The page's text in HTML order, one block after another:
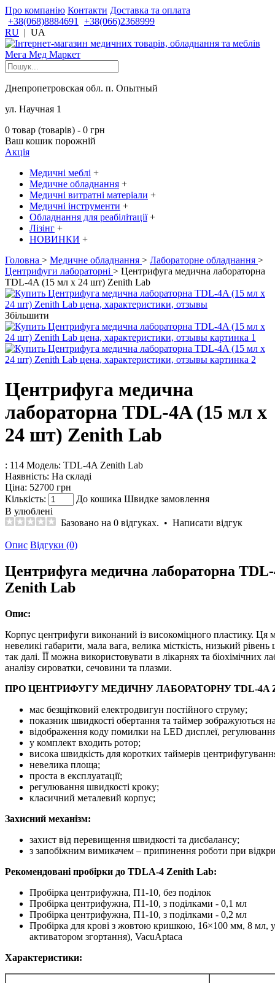
Про компанію Контакти Доставка та оплата
+38(068)8884691
+38(066)2368999
RU | UA
Днепропетровская обл. п. Опытный
ул. Научная 1
0 товар (товарів) - 0 грн
Ваш кошик порожній
Акція
Медичні меблі +
Медичне обладнання +
Медичні витратні матеріали +
Медичні інструменти +
Обладнання для реабілітації +
Лізінг +
НОВИНКИ +
Головна > Медичне обладнання > Лабораторне обладнання >
Центрифуги лабораторні > Центрифуга медична лабораторна
TDL-4A (15 мл х 24 шт) Zenith Lab
Збільшити
Центрифуга медична
лабораторна TDL-4A (15 мл х
24 шт) Zenith Lab
: 114 Модель: TDL-4A Zenith Lab
Наявність: На складі
Ціна: 52700 грн
Кількість:
До кошика Швидке замовлення
В улюблені
Базовано на 0 відгуках. • Написати відгук
Опис Відгуки (0)
Центрифуга медична лабораторна
Zenith Lab
Опис:
Корпус центрифуги виконаний із високоміцного пластику. Ця
невеликі габарити, мала вага, велика місткість, низький
так далі. ЇЇ можна використовувати в лікарнях та біохімічних
аналізу сироватки, сечовини та плазми.
ПРО ЦЕНТРИФУГУ МЕДИЧНУ ЛАБОРАТОРНУ TDL-4A
має безщітковий електродвигун постійного струму;
показник швидкості обертання та таймер зображуються
відображення коду помилки на LED дисплеї,
у комплект входить ротор;
висока швидкість для коротких таймерів
невелика площа;
проста в експлуатації;
регулювання швидкості кроку;
класичний металевий корпус;
Захисний механізм:
захист від перевищення швидкості та дисбалансу;
з запобіжним вимикачем – припинення роботи при
Рекомендовані пробірки до TDLA-4 Zenith Lab:
Пробірка центрифужна, П1-10, без поділок
Пробірка центрифужна, П1-10, з поділками - 0,1 мл
Пробірка центрифужна, П1-10, з поділками - 0,2 мл
Пробірка для крові з жовтою кришкою, 16×100 мм, 8 мл,
активатором згортання), VacuAptaca
Характеристики: